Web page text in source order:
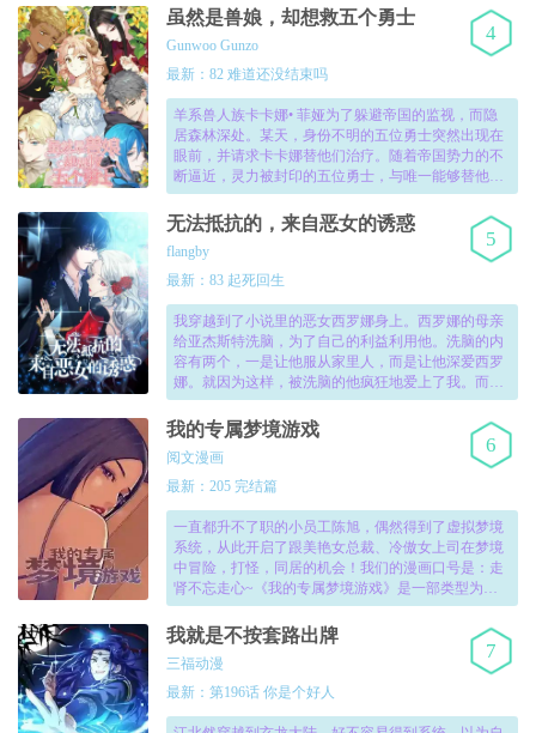
登上星灵庭王位，这个限制才会停止……！
虽然是兽娘，却想救五个勇士
Gunwoo Gunzo
最新：82 难道还没结束吗
4
羊系兽人族卡卡娜• 菲娅为了躲避帝国的监视，而隐
居森林深处。某天，身份不明的五位勇士突然出现在
眼前，并请求卡卡娜替他们治疗。随着帝国势力的不
断逼近，灵力被封印的五位勇士，与唯一能够替他们
治疗的药师一起携手对抗帝国的阴谋！卡卡娜能够治
愈五位勇士，并与他们一同找回和平吗？！
无法抵抗的，来自恶女的诱惑
flangby
最新：83 起死回生
5
我穿越到了小说里的恶女西罗娜身上。西罗娜的母亲
给亚杰斯特洗脑，为了自己的利益利用他。洗脑的内
容有两个，一是让他服从家里人，而是让他深爱西罗
娜。就因为这样，被洗脑的他疯狂地爱上了我。而我
下定决心给他解除洗脑，也的确成功了，但是我的错
觉吗？他为什么对我的爱比以前更疯狂了呢！！
我的专属梦境游戏
阅文漫画
最新：205 完结篇
6
一直都升不了职的小员工陈旭，偶然得到了虚拟梦境
系统，从此开启了跟美艳女总裁、冷傲女上司在梦境
中冒险，打怪，同居的机会！我们的漫画口号是：走
肾不忘走心~《我的专属梦境游戏》是一部类型为系
统|后宫的高人气国漫漫画,我的专属梦境游戏漫画免费
完整版由网友上传完整版免费阅读,同时还提供了我的
专属梦境游戏漫画作者,地区,连载状态等相关信息!！
我就是不按套路出牌
三福动漫
最新：第196话 你是个好人
7